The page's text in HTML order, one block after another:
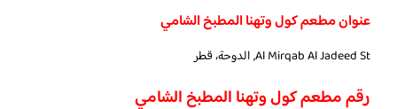
عنوان مطعم كول وتهنا المطبخ الشامي
Al Mirqab Al Jadeed St, الدوحة، قطر
رقم مطعم كول وتهنا المطبخ الشامي